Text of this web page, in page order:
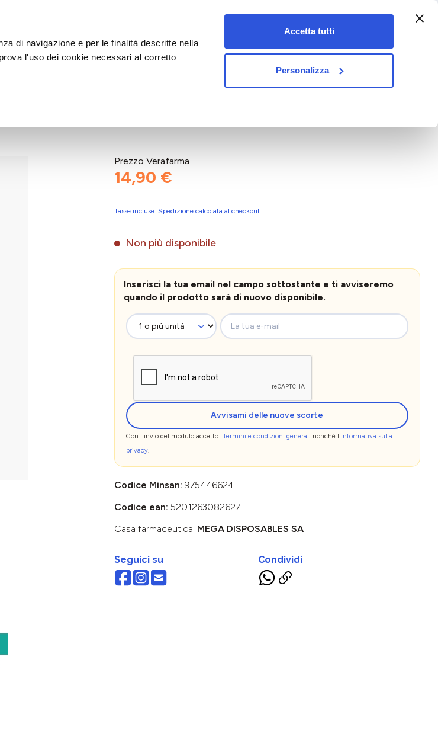
di navigazione e per le finalità descritte nella
l'uso dei cookie necessari al corretto
Accetta tutti
Personalizza
vet&pet
Prezzo Verafarma
14,90 €
Tasse incluse. Spedizione calcolata al checkout
Non più disponibile
Inserisci la tua email nel campo sottostante e ti avviseremo
quando il prodotto sarà di nuovo disponibile.
La tua e-mail
Avvisami delle nuove scorte
Con l'invio del modulo accetto i termini e condizioni generali nonché l'informativa sulla
privacy.
Codice Minsan: 975446624
Codice ean: 5201263082627
Casa farmaceutica: MEGA DISPOSABLES SA
Seguici su Condividi